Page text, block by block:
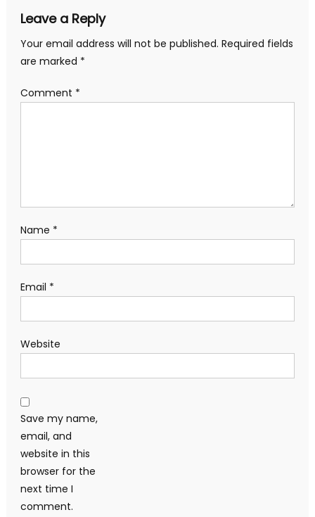
Leave a Reply
Your email address will not be published. Required fields
are marked *
Comment *
Name *
Email *
Website
Save my name,
email, and
website in this
browser for the
next time I
comment.